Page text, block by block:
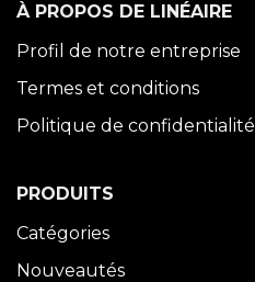
À PROPOS DE LINÉAIRE
Profil de notre entreprise
Termes et conditions
Politique de confidentialité
PRODUITS
Catégories
Nouveautés